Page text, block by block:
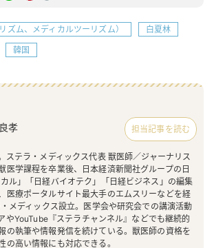
ズム、メディカルツーリズム）
白夏林
韓国
孝 担当記事を読む
ステラ・メディックス代表 獣医師／ジャーナリス
医学課程を卒業後、日本経済新聞社グループの日
ル」「日経バイオテク」「日経ビジネス」の編集
医療ポータルサイト最大手のエムスリーなどを経
メディックス設立。医学会や研究会での講演活動
やYouTube『ステラチャンネル』などでも継続的
の執筆や情報発信を続けている。獣医師の資格を
の高い情報にも対応できる。